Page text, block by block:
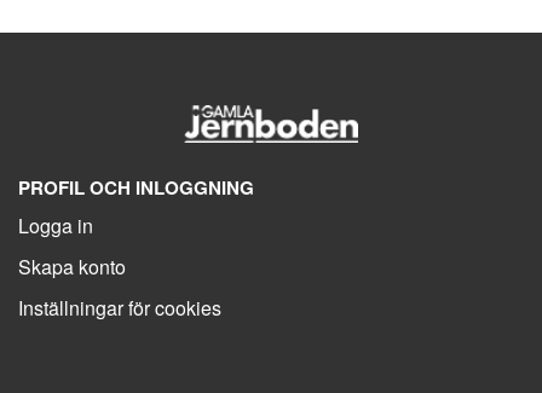
PROFIL OCH INLOGGNING
Logga in
Skapa konto
Inställningar för cookies